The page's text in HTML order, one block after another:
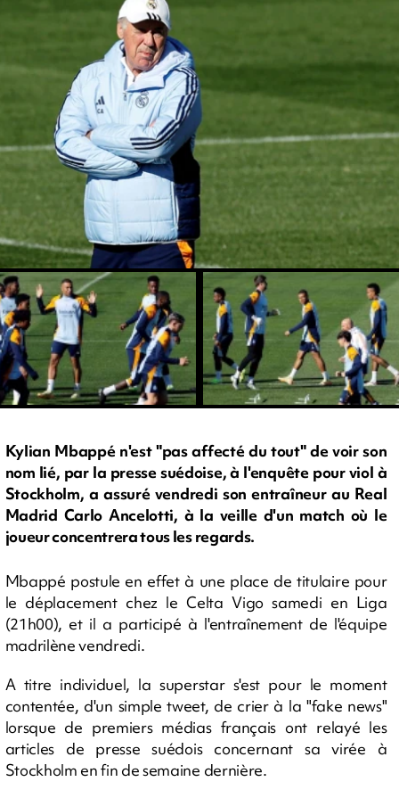
Kylian Mbappé n'est "pas affecté du tout" de voir son
nom lié, par la presse suédoise, à l'enquête pour viol à
Stockholm, a assuré vendredi son entraîneur au Real
Madrid Carlo Ancelotti, à la veille d'un match où le
joueur concentrera tous les regards.
Mbappé postule en effet à une place de titulaire pour
le déplacement chez le Celta Vigo samedi en Liga
(21h00), et il a participé à l'entraînement de l'équipe
madrilène vendredi.
A titre individuel, la superstar s'est pour le moment
contentée, d'un simple tweet, de crier à la "fake news"
lorsque de premiers médias français ont relayé les
articles de presse suédois concernant sa virée à
Stockholm en fin de semaine dernière.